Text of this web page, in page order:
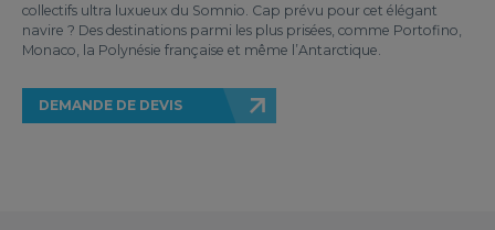
collectifs ultra luxueux du Somnio. Cap prévu pour cet élégant
navire ? Des destinations parmi les plus prisées, comme Portofino,
Monaco, la Polynésie française et même l’Antarctique.
DEMANDE DE DEVIS